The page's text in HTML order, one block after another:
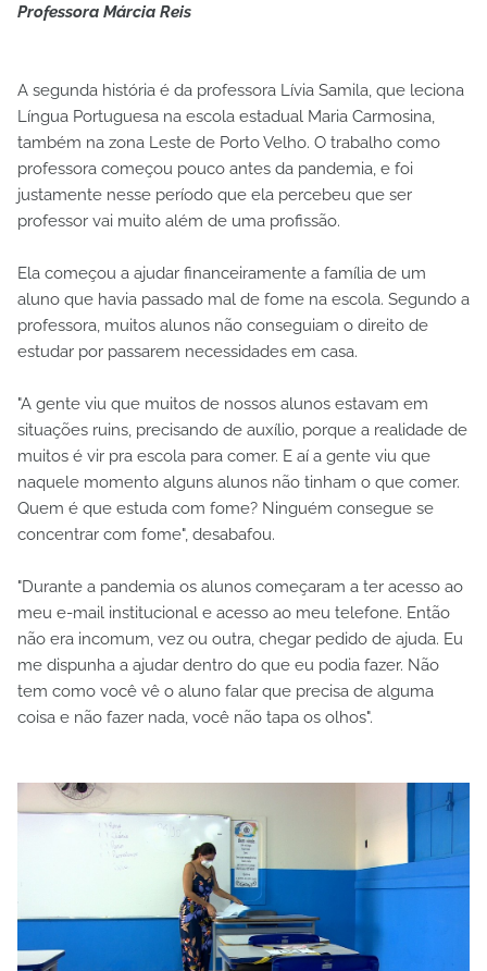
Professora Márcia Reis
A segunda história é da professora Lívia Samila, que leciona
Língua Portuguesa na escola estadual Maria Carmosina,
também na zona Leste de Porto Velho. O trabalho como
professora começou pouco antes da pandemia, e foi
justamente nesse período que ela percebeu que ser
professor vai muito além de uma profissão.
Ela começou a ajudar financeiramente a família de um
aluno que havia passado mal de fome na escola. Segundo a
professora, muitos alunos não conseguiam o direito de
estudar por passarem necessidades em casa.
"A gente viu que muitos de nossos alunos estavam em
situações ruins, precisando de auxílio, porque a realidade de
muitos é vir pra escola para comer. E aí a gente viu que
naquele momento alguns alunos não tinham o que comer.
Quem é que estuda com fome? Ninguém consegue se
concentrar com fome", desabafou.
"Durante a pandemia os alunos começaram a ter acesso ao
meu e-mail institucional e acesso ao meu telefone. Então
não era incomum, vez ou outra, chegar pedido de ajuda. Eu
me dispunha a ajudar dentro do que eu podia fazer. Não
tem como você vê o aluno falar que precisa de alguma
coisa e não fazer nada, você não tapa os olhos".